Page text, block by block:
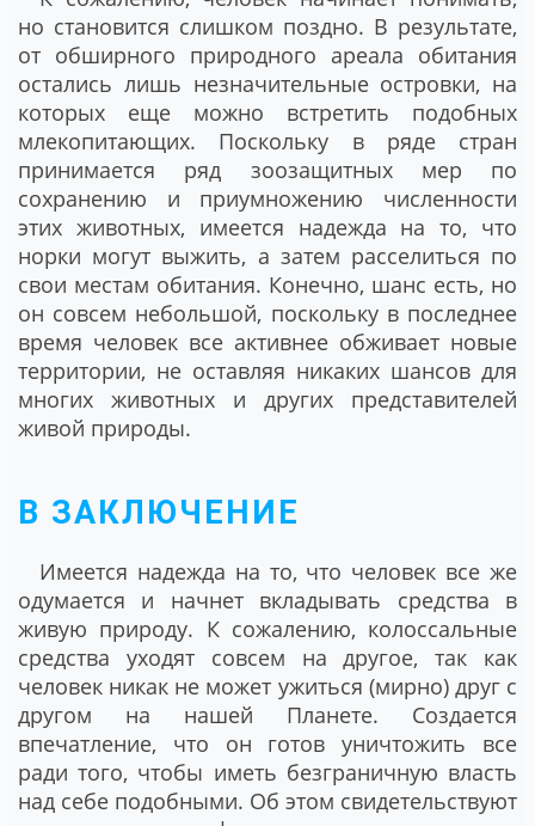
но становится слишком поздно. В результате,
от обширного природного ареала обитания
остались лишь незначительные островки, на
которых еще можно встретить подобных
млекопитающих. Поскольку в ряде стран
принимается ряд зоозащитных мер по
сохранению и приумножению численности
этих животных, имеется надежда на то, что
норки могут выжить, а затем расселиться по
свои местам обитания. Конечно, шанс есть, но
он совсем небольшой, поскольку в последнее
время человек все активнее обживает новые
территории, не оставляя никаких шансов для
многих животных и других представителей
живой природы.
В ЗАКЛЮЧЕНИЕ
Имеется надежда на то, что человек все же
одумается и начнет вкладывать средства в
живую природу. К сожалению, колоссальные
средства уходят совсем на другое, так как
человек никак не может ужиться (мирно) друг с
другом на нашей Планете. Создается
впечатление, что он готов уничтожить все
ради того, чтобы иметь безграничную власть
над себе подобными. Об этом свидетельствуют